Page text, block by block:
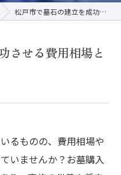
松戸市で墓石の建立を成功させる費用相場と手順ガイド
させる費用相場と
るものの、費用相場や
いませんか？お墓購入